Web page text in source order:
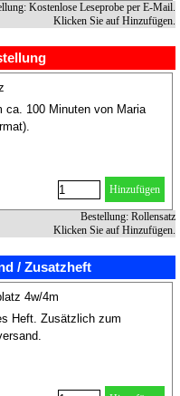
Kostenlose Leseprobe per E-Mail.
Klicken Sie auf Hinzufügen.
ca. 100 Minuten von Maria
Hinzufügen
Bestellung: Rollensatz
Klicken Sie auf Hinzufügen.
/ Zusatzheft
4w/4m
Heft. Zusätzlich zum